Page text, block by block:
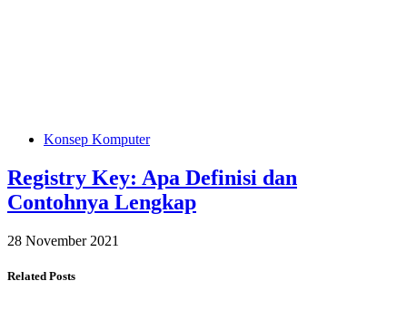
Konsep Komputer
Registry Key: Apa Definisi dan
Contohnya Lengkap
28 November 2021
Related Posts